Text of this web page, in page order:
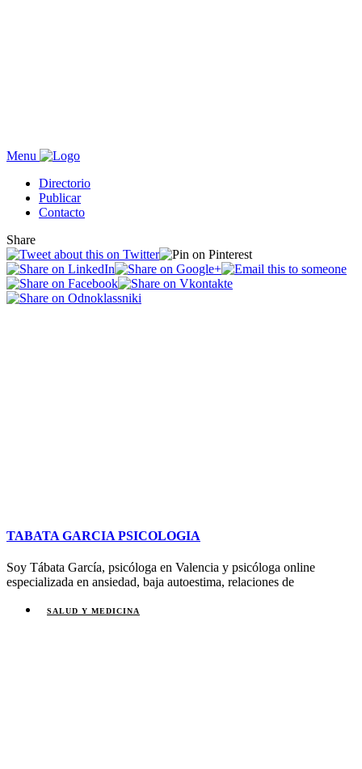
Menu
Directorio
Publicar
Contacto
Share
TABATA GARCIA PSICOLOGIA
Soy Tábata García, psicóloga en Valencia y psicóloga online
especializada en ansiedad, baja autoestima, relaciones de
SALUD Y MEDICINA